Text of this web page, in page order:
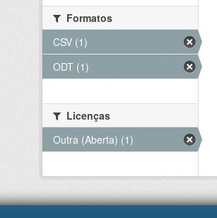
Formatos
CSV (1)
ODT (1)
Licenças
Outra (Aberta) (1)